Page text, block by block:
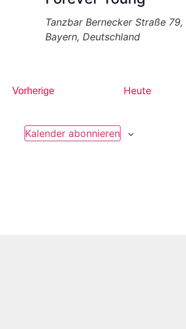
Tanzbar Bernecker Straße 79,
Bayern, Deutschland
VorherigeVeranstaltungenHeute
Kalender abonnieren